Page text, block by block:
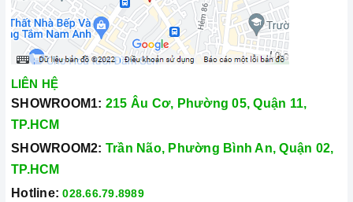
LIÊN HỆ
SHOWROOM1: 215 Âu Cơ, Phường 05, Quận 11,
TP.HCM
SHOWROOM2: Trần Não, Phường Bình An, Quận 02,
TP.HCM
Hotline: 028.66.79.8989